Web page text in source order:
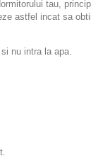
tau,
astfel incat sa
nu intra la apa.